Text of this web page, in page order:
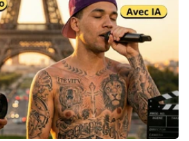
Vidéo 1 spécialiste en
animation Whiteboard Nous
les services suivants : ✅
VSL, Podcast &amp; short, réels,
Vidéo avec l’IA ou Animation 3D.
Facebook et Tik Tok Ads ✅
cinématographique avec
de produit e-commerce avec
vidéo Whiteboard ✅ Création de
de votre projet. A très vite de